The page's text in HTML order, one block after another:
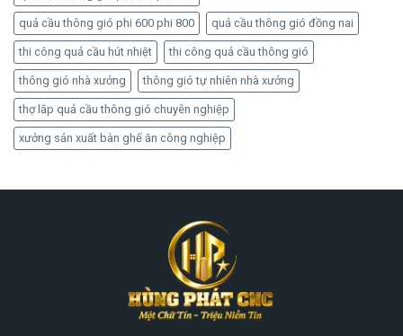
quả cầu thông gió phi 600 phi 800 quả cầu thông gió đồng nai
thi công quả cầu hút nhiệt thi công quả cầu thông gió
thông gió nhà xưởng thông gió tự nhiên nhà xưởng
thợ lắp quả cầu thông gió chuyên nghiệp
xưởng sản xuất bàn ghế ăn công nghiệp